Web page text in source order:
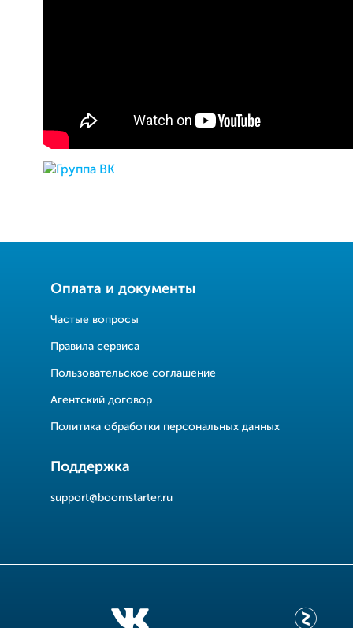
Оплата и документы
Частые вопросы
Правила сервиса
Пользовательское соглашение
Агентский договор
Политика обработки персональных данных
Поддержка
support@boomstarter.ru